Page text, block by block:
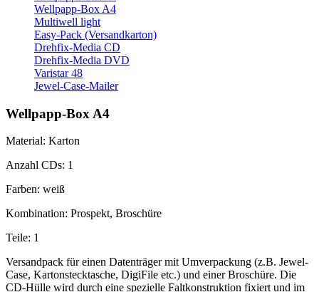
Wellpapp-Box A4
Multiwell light
Easy-Pack (Versandkarton)
Drehfix-Media CD
Drehfix-Media DVD
Varistar 48
Jewel-Case-Mailer
Wellpapp-Box A4
Material: Karton
Anzahl CDs: 1
Farben: weiß
Kombination: Prospekt, Broschüre
Teile: 1
Versandpack für einen Datenträger mit Umverpackung (z.B. Jewel-
Case, Kartonstecktasche, DigiFile etc.) und einer Broschüre. Die
CD-Hülle wird durch eine spezielle Faltkonstruktion fixiert und im